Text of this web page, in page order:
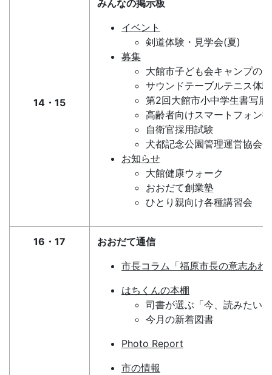
14・15
みんなの掲示板
イベント
剣道体験・見学会(夏)
募集
大館市子ども会キャンプの
サウンドテーブルテニス体
第2回大館市小中学生書写展
高齢者向けスマートフォン
自衛官採用試験
犬都記念公園管理運営協会
お知らせ
大館健康ウォーク
おおだて創業塾
ひとり親向け各種講習会
16・17
おおだて通信
市長コラム「福原市長の意志あれ
はちくんの本棚
司書が選ぶ「今、読みたい
今月の新着図書
Photo Report
市の情報